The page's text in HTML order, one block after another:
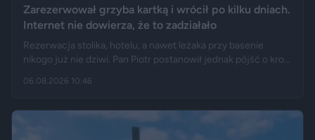
Zarezerwował grzyba kartką i wrócił po kilku dniach.
Internet nie dowierza, że to zadziałało
Rezerwacja stolika, hotelu, a nawet leżaka przy basenie
nikogo już nie dziwi. Pan Piotr postanowił jednak pójść o krok
„Fakt”, po kilku dniach wrócił w to samo miejsce i odkrył, że
06.08.2026 10:46